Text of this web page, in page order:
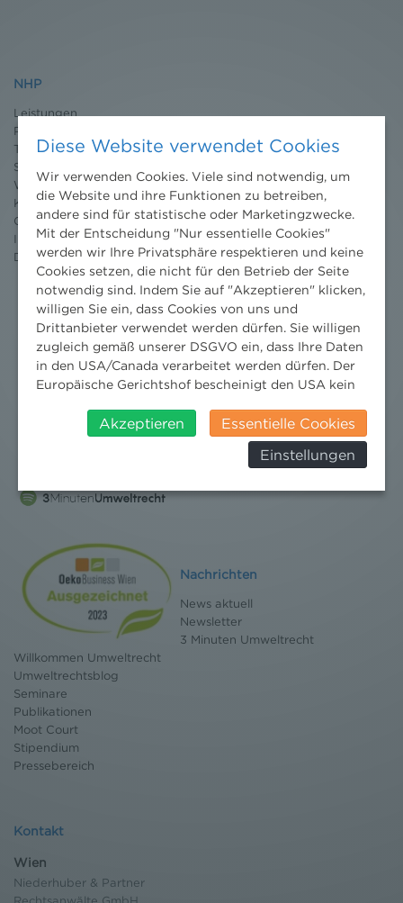
NHP
Leistungen
Projekte
Team
Standorte
Wissenschaft
Karriere
Ombudsstelle
Impressum
Datenschutz erklärung
Nachrichten
News aktuell
Newsletter
3 Minuten Umweltrecht
Willkommen Umweltrecht
Umweltrechtsblog
Seminare
Publikationen
Moot Court
Stipendium
Pressebereich
Kontakt
Wien
Niederhuber & Partner
Diese Website verwendet Cookies
Wir verwenden Cookies. Viele sind notwendig, um
die Website und ihre Funktionen zu betreiben,
andere sind für statistische oder Marketingzwecke.
Mit der Entscheidung "Nur essentielle Cookies"
werden wir Ihre Privatsphäre respektieren und keine
Cookies setzen, die nicht für den Betrieb der Seite
notwendig sind. Indem Sie auf "Akzeptieren" klicken,
willigen Sie ein, dass Cookies von uns und
Drittanbieter verwendet werden dürfen. Sie willigen
zugleich gemäß unserer DSGVO ein, dass Ihre Daten
in den USA/Canada verarbeitet werden dürfen. Der
Europäische Gerichtshof bescheinigt den USA kein
insbesondere das Risiko, dass ihre Daten durch US-
Behörden, zu Kontroll- und zu
Überwachungszwecken, verarbeitet werden und
werden können. Zudem finden Sie am
Weitere Infomationen finden Sie hier:
Datenschutzerklärung
Akzeptieren
Essentielle Cookies
Einstellungen